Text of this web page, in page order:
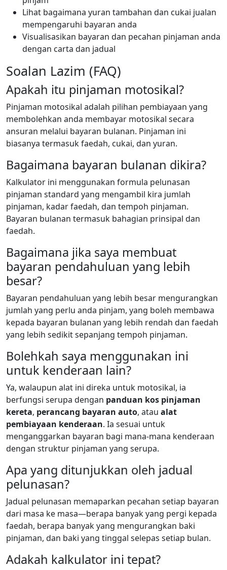
Lihat bagaimana yuran tambahan dan cukai jualan
mempengaruhi bayaran anda
Visualisasikan bayaran dan pecahan pinjaman anda
dengan carta dan jadual
Soalan Lazim (FAQ)
Apakah itu pinjaman motosikal?
Pinjaman motosikal adalah pilihan pembiayaan yang
membolehkan anda membayar motosikal secara
ansuran melalui bayaran bulanan. Pinjaman ini
biasanya termasuk faedah, cukai, dan yuran.
Bagaimana bayaran bulanan dikira?
Kalkulator ini menggunakan formula pelunasan
pinjaman standard yang mengambil kira jumlah
pinjaman, kadar faedah, dan tempoh pinjaman.
Bayaran bulanan termasuk bahagian prinsipal dan
faedah.
Bagaimana jika saya membuat
bayaran pendahuluan yang lebih
besar?
Bayaran pendahuluan yang lebih besar mengurangkan
jumlah yang perlu anda pinjam, yang boleh membawa
kepada bayaran bulanan yang lebih rendah dan faedah
yang lebih sedikit sepanjang tempoh pinjaman.
Bolehkah saya menggunakan ini
untuk kenderaan lain?
Ya, walaupun alat ini direka untuk motosikal, ia
berfungsi serupa dengan panduan kos pinjaman
kereta, perancang bayaran auto, atau alat
pembiayaan kenderaan. Ia sesuai untuk
menganggarkan bayaran bagi mana-mana kenderaan
dengan struktur pinjaman yang serupa.
Apa yang ditunjukkan oleh jadual
pelunasan?
Jadual pelunasan memaparkan pecahan setiap bayaran
dari masa ke masa—berapa banyak yang pergi kepada
faedah, berapa banyak yang mengurangkan baki
pinjaman, dan baki yang tinggal selepas setiap bulan.
Adakah kalkulator ini tepat?